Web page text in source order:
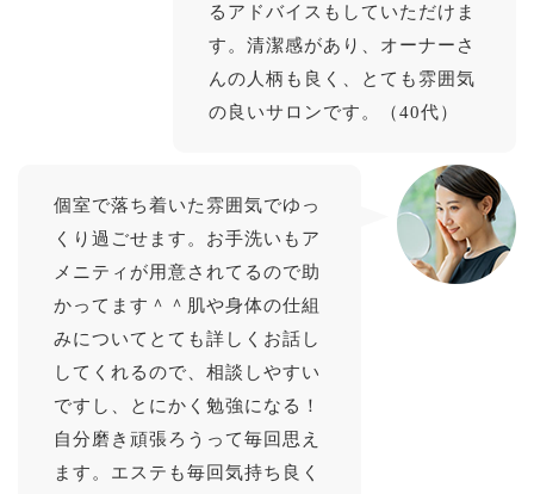
るアドバイスもしていただけま
す。清潔感があり、オーナーさ
んの人柄も良く、とても雰囲気
の良いサロンです。（40代）
個室で落ち着いた雰囲気でゆっ
くり過ごせます。お手洗いもア
メニティが用意されてるので助
かってます＾＾肌や身体の仕組
みについてとても詳しくお話し
してくれるので、相談しやすい
ですし、とにかく勉強になる！
自分磨き頑張ろうって毎回思え
ます。エステも毎回気持ち良く